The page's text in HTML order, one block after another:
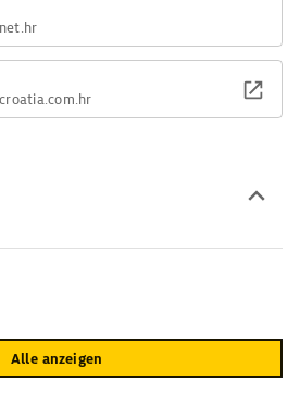
Alle anzeigen